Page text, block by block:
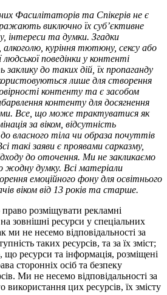
Фасилітаторів та Спікерів не є
виключно їх суб’єктивне
інтереси та думки. Згадки
алкоголю, куріння тютюну, сексу або
поведінки у контенті
до таких дій, їх пропаганду
лише для створення
контенту та є засобом
контенту для досягнення
Все, що може трактуватися як
за віком, відсутність
власного тіла чи образа почуттів
такі заяви є проявами сарказму,
до оточення. Ми не закликаємо
жодну думку. Всі матеріали
емоційного фону для освітнього
віком від 13 років та старше.
розміщувати рекламні
зовнішні ресурси у спеціальних
ми не несемо відповідальності за
таких ресурсів, та за їх зміст;
ресурси та інформація, розміщені
сторонніх осіб та безпеку
Ми не несемо відповідальності за
використання цих ресурсів, їх змісту